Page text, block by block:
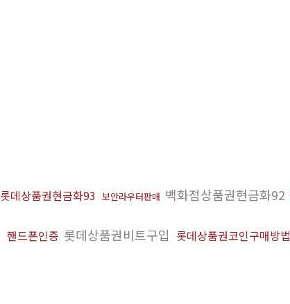
롯데상품권현금화93 보안라우터판매 백화점상품권현금화92
핸드폰인증 롯데상품권비트구입 롯데상품권코인구매방법